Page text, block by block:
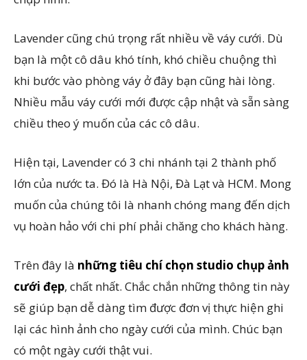
Lavender cũng chú trọng rất nhiều về váy cưới. Dù
bạn là một cô dâu khó tính, khó chiều chuộng thì
khi bước vào phòng váy ở đây bạn cũng hài lòng.
Nhiều mẫu váy cưới mới được cập nhật và sẵn sàng
chiều theo ý muốn của các cô dâu.
Hiện tại, Lavender có 3 chi nhánh tại 2 thành phố
lớn của nước ta. Đó là Hà Nội, Đà Lạt và HCM. Mong
muốn của chúng tôi là nhanh chóng mang đến dịch
vụ hoàn hảo với chi phí phải chăng cho khách hàng.
Trên đây là những tiêu chí chọn studio chụp ảnh
cưới đẹp, chất nhất. Chắc chắn những thông tin này
sẽ giúp bạn dễ dàng tìm được đơn vị thực hiện ghi
lại các hình ảnh cho ngày cưới của mình. Chúc bạn
có một ngày cưới thật vui.